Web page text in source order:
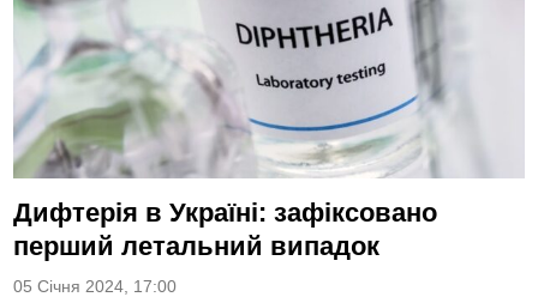
Дифтерія в Україні: зафіксовано
перший летальний випадок
05 Січня 2024, 17:00